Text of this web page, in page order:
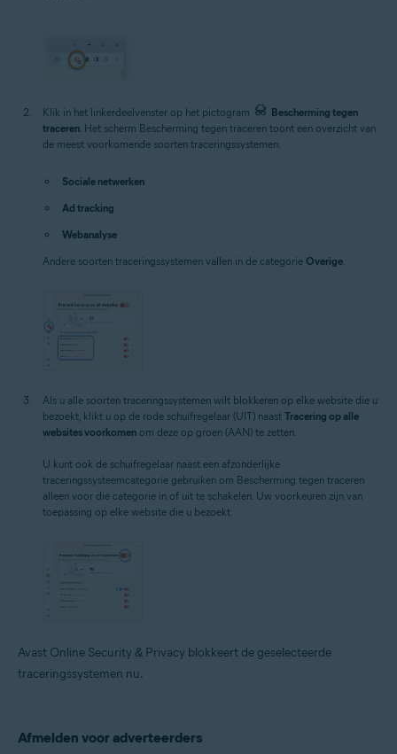
Klik in het linkerdeelvenster op het pictogram
Bescherming tegen
traceren. Het scherm Bescherming tegen traceren toont een overzicht van
de meest voorkomende soorten traceringssystemen:
Sociale netwerken
Ad tracking
Webanalyse
Andere soorten traceringssystemen vallen in de categorie Overige.
Als u alle soorten traceringssystemen wilt blokkeren op elke website die u
bezoekt, klikt u op de rode schuifregelaar (UIT) naast Tracering op alle
websites voorkomen om deze op groen (AAN) te zetten.
U kunt ook de schuifregelaar naast een afzonderlijke
traceringssysteemcategorie gebruiken om Bescherming tegen traceren
alleen voor die categorie in of uit te schakelen. Uw voorkeuren zijn van
toepassing op elke website die u bezoekt.
Avast Online Security & Privacy blokkeert de geselecteerde
traceringssystemen nu.
Afmelden voor adverteerders